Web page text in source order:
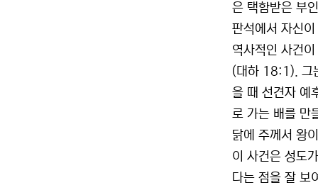
은 택함받은 부
판석에서 자신
역사적인 사건
(대하 18:1). 그
을 때 선견자 예
로 가는 배를 만
닭에 주께서 왕
이 사건은 성도
다는 점을 잘 보